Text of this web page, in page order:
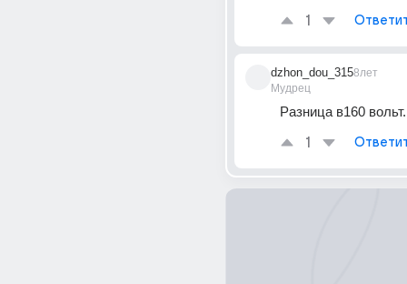
1
dzhon_dou_315
Мудрец
8лет
Разница в160 вольт.
1